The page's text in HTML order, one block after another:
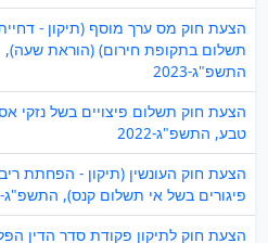
הצעת חוק מס ערך מוסף (תיקון -
תשלום בתקופת חירום) (הוראת שעה),
התשפ"ג-2023
הצעת חוק תשלום פיצויים בשל נזקי
טבע, התשפ"ג-2022
הצעת חוק העונשין (תיקון - הפחתת
פיגורים בשל אי תשלום קנס), התשפ"ג-2023
הצעת חוק לתיקון פקודת סדר הדין